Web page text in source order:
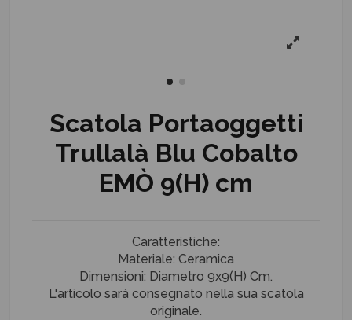
Scatola Portaoggetti
Trullalà Blu Cobalto
EMÒ 9(H) cm
Caratteristiche:
Materiale: Ceramica
Dimensioni: Diametro 9x9(H) Cm.
L'articolo sarà consegnato nella sua scatola
originale.